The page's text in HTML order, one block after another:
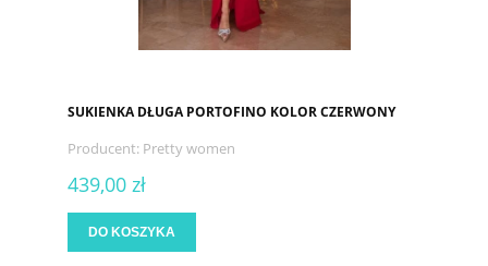
SUKIENKA DŁUGA PORTOFINO KOLOR CZERWONY
Producent: Pretty women
439,00 zł
DO KOSZYKA